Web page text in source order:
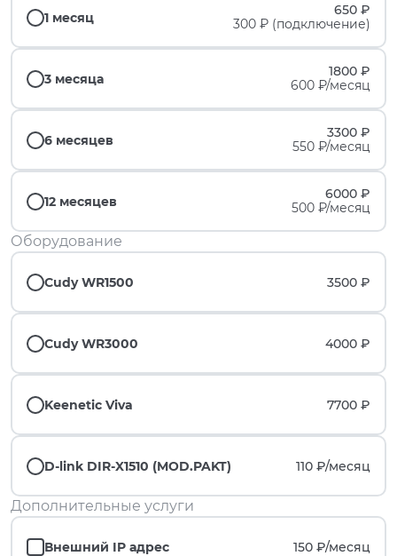
1 месяц
650 ₽
300 ₽ (подключение)
3 месяца
1800 ₽
600 ₽/месяц
6 месяцев
3300 ₽
550 ₽/месяц
12 месяцев
6000 ₽
500 ₽/месяц
Оборудование
Cudy WR1500 3500 ₽
Cudy WR3000 4000 ₽
Keenetic Viva 7700 ₽
D-link DIR-X1510 (MOD.PAKT) 110 ₽/месяц
Дополнительные услуги
Внешний IP адрес 150 ₽/месяц